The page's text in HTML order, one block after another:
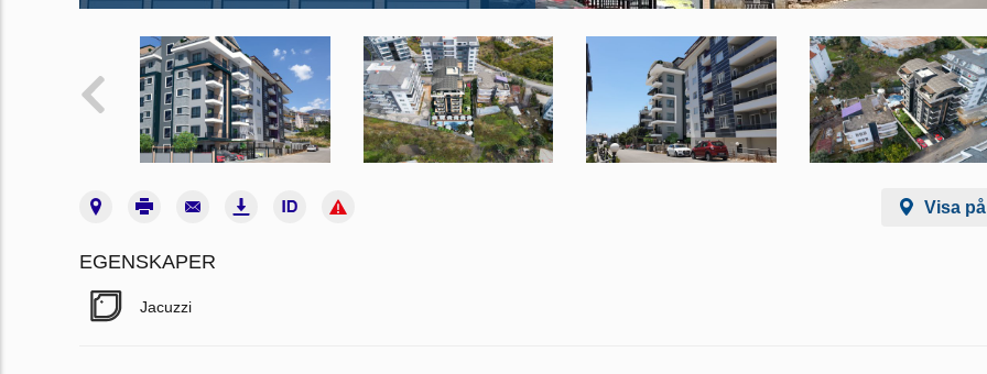
Visa
EGENSKAPER
Jacuzzi